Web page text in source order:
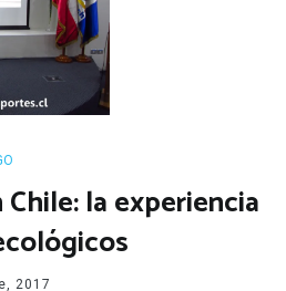
la experiencia
2017